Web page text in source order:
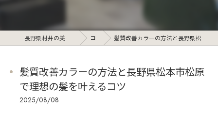
長野県村井の美容院ならmacana_hair コラム 髪質改善カラーの方法と長野県松本市松原で理想の髪を叶えるコツ
髪質改善カラーの方法と長野県松本市松原
で理想の髪を叶えるコツ
2025/08/08